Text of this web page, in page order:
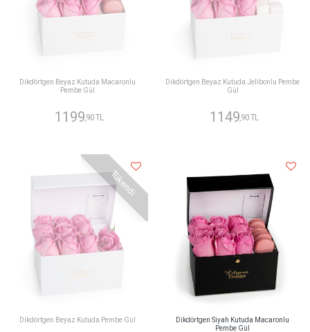
Dikdörtgen Beyaz Kutuda Macaronlu
Pembe Gül
1199,90 TL
Dikdörtgen Beyaz Kutuda Jelibonlu Pembe
Gül
1149,90 TL
Tükendi
Dikdörtgen Beyaz Kutuda Pembe Gül
Dikdörtgen Siyah Kutuda Macaronlu
Pembe Gül